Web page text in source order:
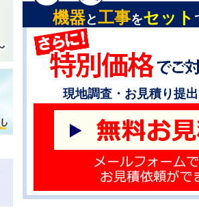
機器と工事をセット
現地調査・お見積り提